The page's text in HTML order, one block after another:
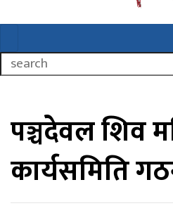
पञ्चदेवल शिव
कार्यसमिति